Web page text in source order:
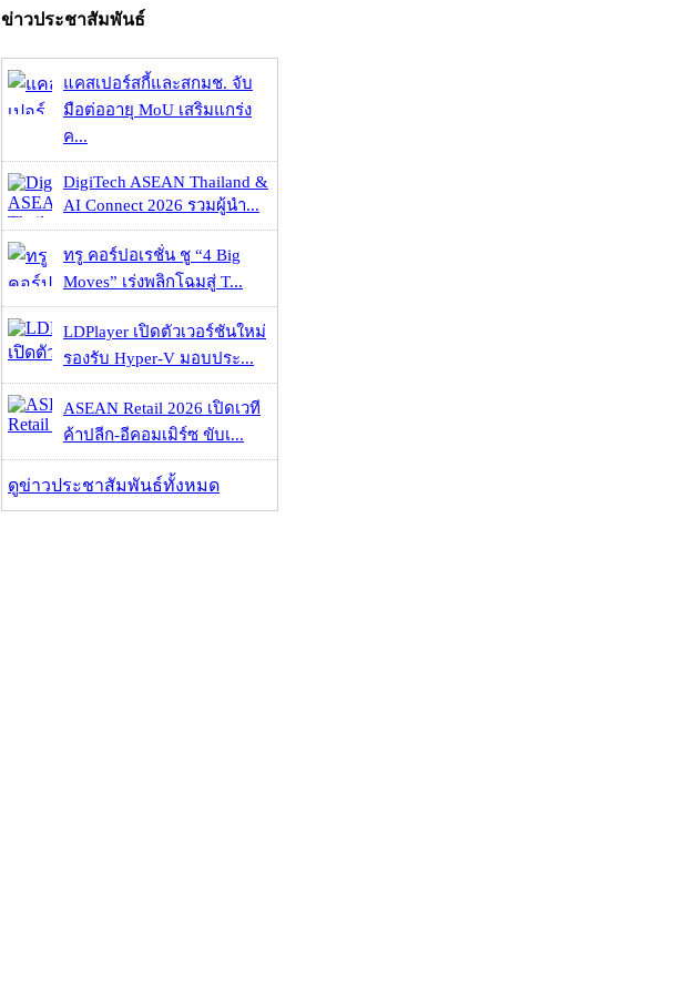
ข่าวประชาสัมพันธ์
แคสเปอร์สกี้และสกมช. จับ
มือต่ออายุ MoU เสริมแกร่ง
ค...
DigiTech ASEAN Thailand &
AI Connect 2026 รวมผู้นำ...
ทรู คอร์ปอเรชั่น ชู “4 Big
Moves” เร่งพลิกโฉมสู่ T...
LDPlayer เปิดตัวเวอร์ชันใหม่
รองรับ Hyper-V มอบประ...
ASEAN Retail 2026 เปิดเวที
ค้าปลีก-อีคอมเมิร์ซ ขับเ...
ดูข่าวประชาสัมพันธ์ทั้งหมด